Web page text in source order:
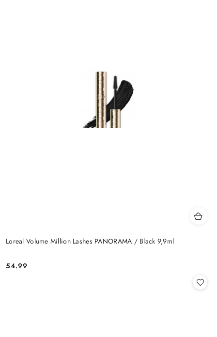
Loreal Volume Million Lashes PANORAMA / Black 9,9ml
Cena:
54.99